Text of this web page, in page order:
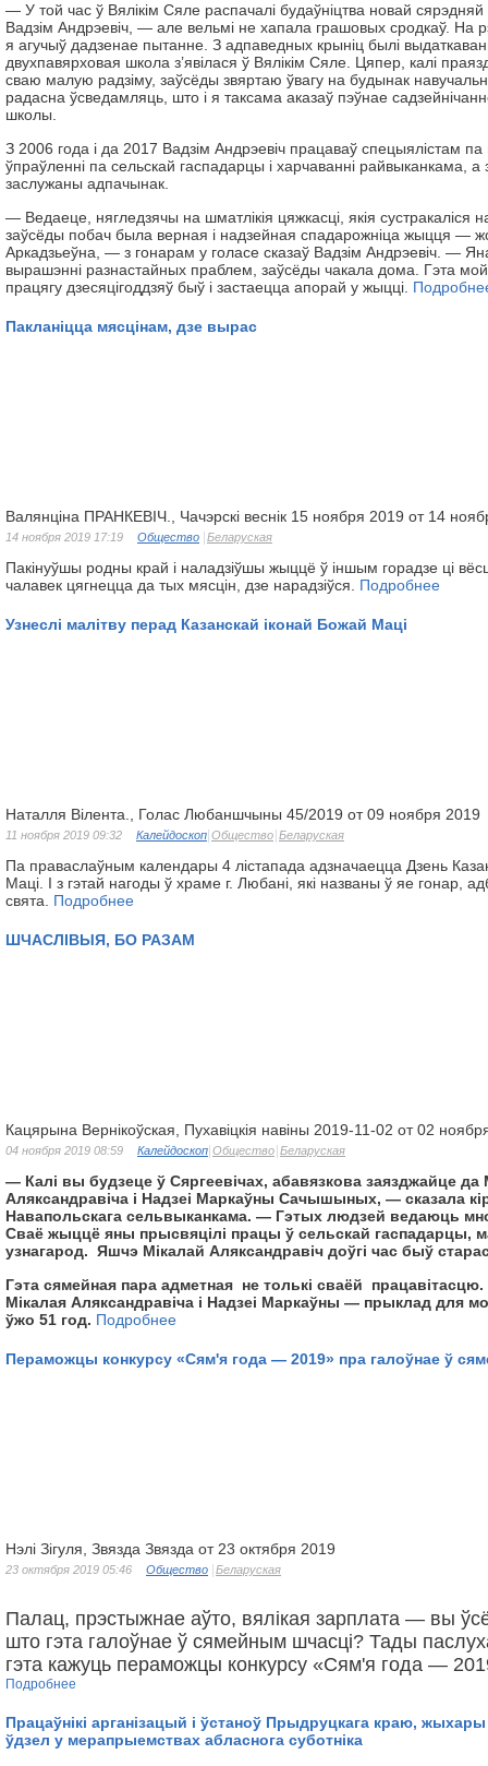
— У той час ў Вялікім Сяле распачалі будаўніцтва новай
Вадзім Андрэевіч, — але вельмі не хапала грашовых сродкаў. На
я агучыў дадзенае пытанне. З адпаведных крыніц былі
двухпавярховая школа з’явілася ў Вялікім Сяле. Цяпер, калі
сваю малую радзіму, заўсёды звяртаю ўвагу на будынак
радасна ўсведамляць, што і я таксама аказаў пэўнае
школы.
З 2006 года і да 2017 Вадзім Андрэевіч працаваў спецыялістам па
ўпраўленні па сельскай гаспадарцы і харчаванні райвыканкама,
заслужаны адпачынак.
— Ведаеце, нягледзячы на шматлікія цяжкасці, якія сустракаліся
заўсёды побач была верная і надзейная спадарожніца жыцця —
Аркадзьеўна, — з гонарам у голасе сказаў Вадзім Андрэевіч. —
вырашэнні разнастайных праблем, заўсёды чакала дома. Гэта
працягу дзесяцігоддзяў быў і застаецца апорай у жыцці.
Пакланіцца мясцінам, дзе вырас
Валянціна ПРАНКЕВІЧ., Чачэрскі веснік 15 ноября 2019 от 14
14 ноября 2019 17:19 Общество Беларуская
Пакінуўшы родны край і наладзіўшы жыццё ў іншым горадзе ці
чалавек цягнецца да тых мясцін, дзе нарадзіўся. Подробнее
Узнеслі малітву перад Казанскай іконай Божай Маці
Наталля Вілента., Голас Любаншчыны 45/2019 от 09 ноября 2019
11 ноября 2019 09:32 Калейдоскоп Общество Беларуская
Па праваслаўным календары 4 лістапада адзначаецца Дзень
Маці. І з гэтай нагоды ў храме г. Любані, які названы ў яе гонар,
свята. Подробнее
ШЧАСЛІВЫЯ, БО РАЗАМ
Кацярына Вернікоўская, Пухавіцкія навіны 2019-11-02 от 02
04 ноября 2019 08:59 Калейдоскоп Общество Беларуская
— Калі вы будзеце ў Сяргеевічах, абавязкова заязджайце да
Аляксандравіча і Надзеі Маркаўны Сачышыных, — сказала
Навапольскага сельвыканкама. — Гэтых людзей ведаюць
Сваё жыццё яны прысвяцілі працы ў сельскай гаспадарцы,
узнагарод. Яшчэ Мікалай Аляксандравіч доўгі час быў
Гэта сямейная пара адметная не толькі сваёй
Мікалая Аляксандравіча і Надзеі Маркаўны — прыклад для
ўжо 51 год. Подробнее
Пераможцы конкурсу «Сям'я года — 2019» пра галоўнае ў
Нэлі Зігуля, Звязда Звязда от 23 октября 2019
23 октября 2019 05:46 Общество Беларуская
Палац, прэстыжнае аўто, вялікая зарплата — вы
што гэта галоўнае ў сямейным шчасці? Тады
гэта кажуць пераможцы конкурсу «Сям'я года —
Подробнее
Працаўнікі арганізацый і ўстаноў Прыдруцкага краю,
ўдзел у мерапрыемствах абласнога суботніка